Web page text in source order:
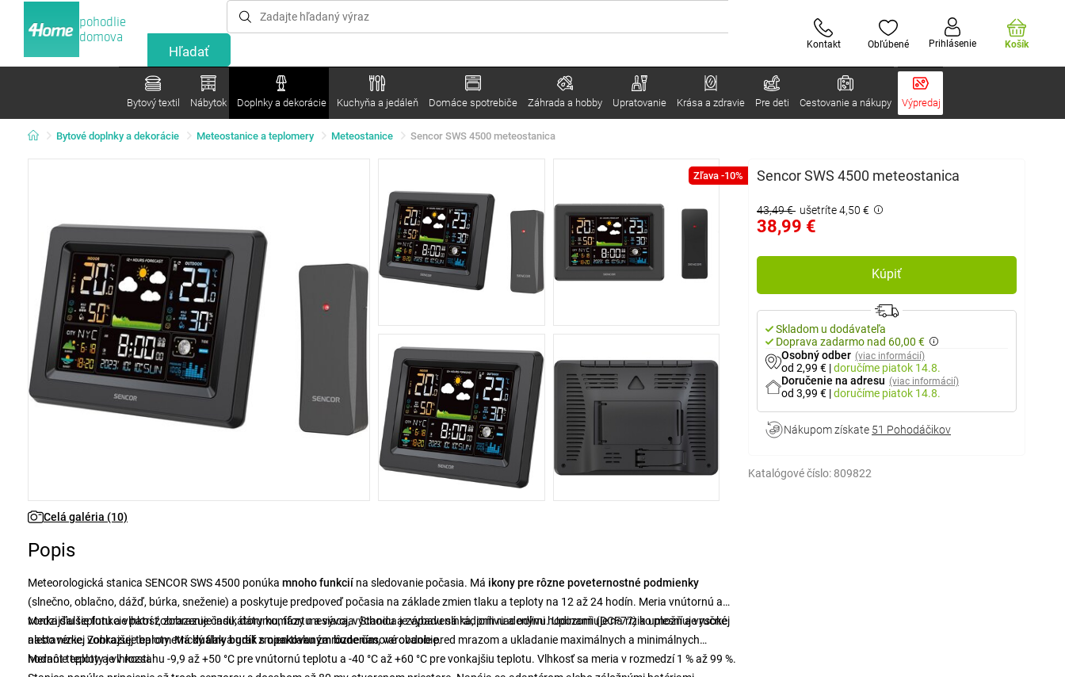
pohodlie
domova
Kontakt Obľúbené Prihlásenie Košík
Bytový textil Nábytok Doplnky a dekorácie Kuchyňa a jedáleň Domáce spotrebiče Záhrada a hobby Upratovanie Krása a zdravie Pre deti Cestovanie a nákupy Výpredaj
Bytové doplnky a dekorácie Meteostanice a teplomery Meteostanice Sencor SWS 4500 meteostanica
Zľava -10%
Celá galéria (10)
Sencor SWS 4500 meteostanica
43,49 € ušetríte 4,50 €
38,99 €
Kúpiť
Skladom u dodávateľa
Doprava zadarmo nad 60,00 €
Osobný odber (viac informácií)
od 2,99 € |doručíme piatok 14.8.
Doručenie na adresu (viac informácií)
od 3,99 € |doručíme piatok 14.8.
Nákupom získate 51 Pohodáčikov
Katalógové číslo: 809822
Popis
Meteorologická stanica SENCOR SWS 4500 ponúka mnoho funkcií na sledovanie počasia. Má ikony pre rôzne poveternostné podmienky
(slnečno, oblačno, dážď, búrka, sneženie) a poskytuje predpoveď počasia na základe zmien tlaku a teploty na 12 až 24 hodín. Meria vnútornú a
vonkajšiu teplotu a vlhkosť, zobrazuje indikátory komfortu a vývoja. Stanica je vybavená rádiom riadenými hodinami (DCF77) a umožňuje ručné
nastavenie. Zobrazuje barometrický tlak a graf zmien tlaku za rôzne časové obdobie.
Medzi ďalšie funkcie patrí zobrazenie času, dátumu, fázy mesiaca, východu a západu slnka, prílivu a odlivu. Upozorňuje na riziko plesní a vysokej
alebo nízkej vonkajšej teploty. Máduálny budík s opakovaným budením,varovanie pred mrazom a ukladanie maximálnych a minimálnych
hodnôt teploty a vlhkosti.
Meranie teploty je v rozsahu -9,9 až +50 °C pre vnútornú teplotu a -40 °C až +60 °C pre vonkajšiu teplotu. Vlhkosť sa meria v rozmedzí 1 % až 99 %.